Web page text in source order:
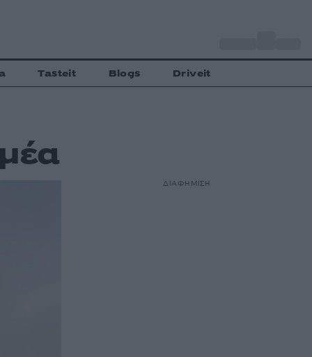
Tasteit Blogs Driveit
ΔΙΑΦΗΜΙΣΗ